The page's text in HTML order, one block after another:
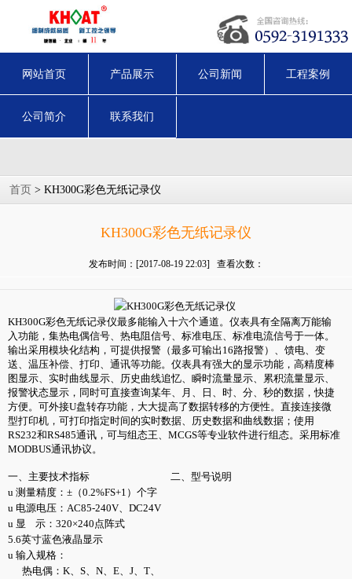
网站首页 产品展示 公司新闻 工程案例
公司简介 联系我们
首页 > KH300G彩色无纸记录仪
KH300G彩色无纸记录仪
发布时间：[2017-08-19 22:03] 查看次数：
KH300G彩色无纸记录仪最多能输入十六个通道。仪表具有全隔离万能输
入功能，集热电偶信号、热电阻信号、标准电压、标准电流信号于一体。
输出采用模块化结构，可提供报警（最多可输出16路报警）、馈电、变
送、温压补偿、打印、通讯等功能。仪表具有强大的显示功能，高精度棒
图显示、实时曲线显示、历史曲线追忆、瞬时流量显示、累积流量显示、
报警状态显示，同时可直接查询某年、月、日、时、分、秒的数据，快捷
方便。可外接U盘转存功能，大大提高了数据转移的方便性。直接连接微
型打印机，可打印指定时间的实时数据、历史数据和曲线数据；使用
RS232和RS485通讯，可与组态王、MCGS等专业软件进行组态。采用标准
MODBUS通讯协议。
一、主要技术指标
二、型号说明
u 测量精度：±（0.2%FS+1）个字
u 电源电压：AC85-240V、DC24V
u 显 示：320×240点阵式
5.6英寸蓝色液晶显示
u 输入规格：
热电偶：K、S、N、E、J、T、